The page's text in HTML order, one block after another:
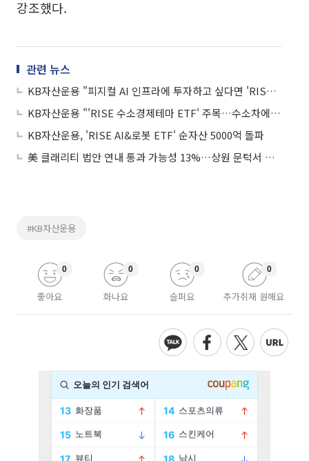
강조했다.
관련 뉴스
KB자산운용 "피지컬 AI 인프라에 투자하고 싶다면 'RISE AI&로봇 ETF'"
KB자산운용 "'RISE 수소경제테마 ETF' 주목…수소차에 AI·방산·전력망까지"
KB자산운용, 'RISE AI&로봇 ETF' 순자산 5000억 돌파
美 클래리티 법안 연내 통과 가능성 13%…상원 문턱서 제동
#KB자산운용
좋아요
0
화나요
0
슬퍼요
0
추가취재 원해요
0